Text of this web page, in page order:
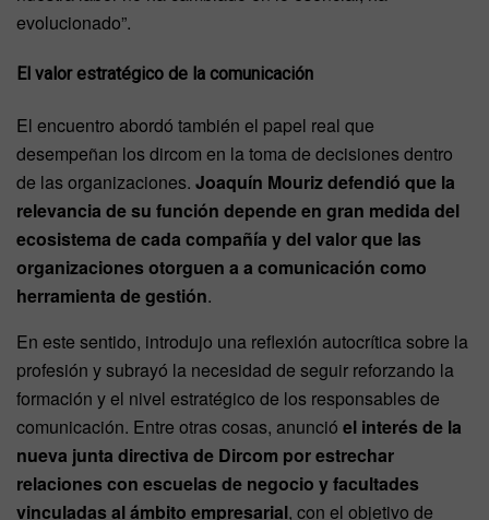
evolucionado”.
El valor estratégico de la comunicación
El encuentro abordó también el papel real que
desempeñan los dircom en la toma de decisiones dentro
de las organizaciones. Joaquín Mouriz defendió que la
relevancia de su función depende en gran medida del
ecosistema de cada compañía y del valor que las
organizaciones otorguen a a comunicación como
herramienta de gestión.
En este sentido, introdujo una reflexión autocrítica sobre la
profesión y subrayó la necesidad de seguir reforzando la
formación y el nivel estratégico de los responsables de
comunicación. Entre otras cosas, anunció el interés de la
nueva junta directiva de Dircom por estrechar
relaciones con escuelas de negocio y facultades
vinculadas al ámbito empresarial, con el objetivo de